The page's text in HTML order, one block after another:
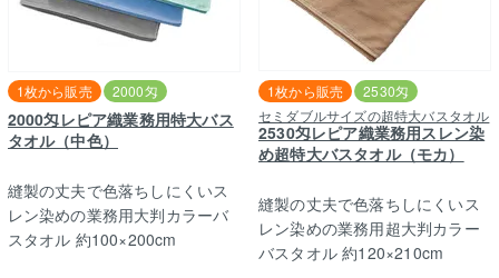
2000匁レピア織業務用特大バス
タオル（中色）
1枚から販売 2000匁
縫製の丈夫で色落ちしにくいス
レン染めの業務用大判カラーバ
スタオル 約100×200cm
セミダブルサイズの超特大バスタオル
2530匁レピア織業務用スレン染
め超特大バスタオル（モカ）
1枚から販売 2530匁
縫製の丈夫で色落ちしにくいス
レン染めの業務用超大判カラー
バスタオル 約120×210cm